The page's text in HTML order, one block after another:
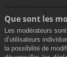
Que sont les
Les modérateurs
d’utilisateurs
la possibilité de